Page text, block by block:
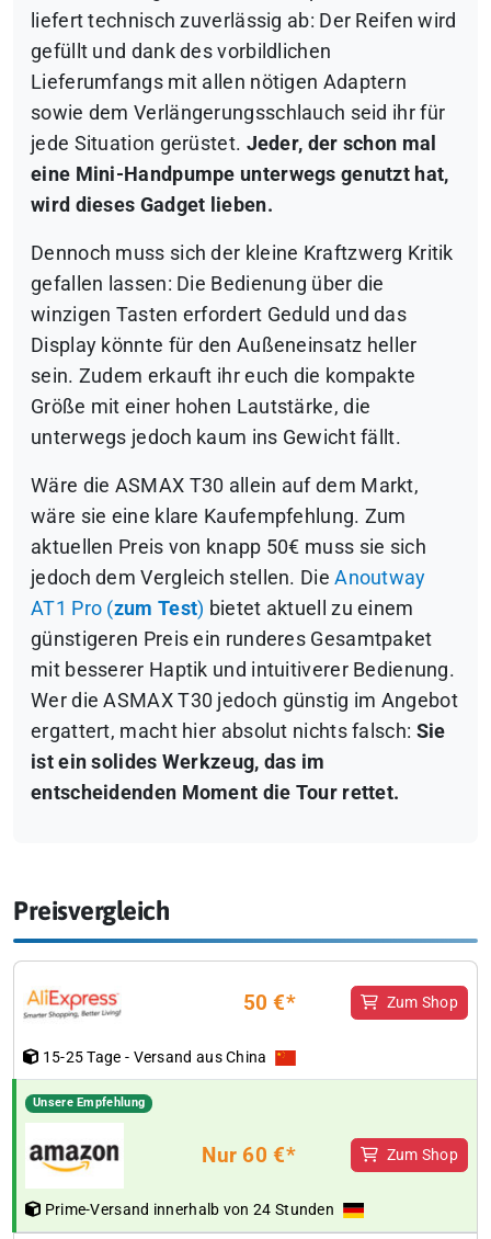
liefert technisch zuverlässig ab: Der Reifen wird
gefüllt und dank des vorbildlichen
Lieferumfangs mit allen nötigen Adaptern
sowie dem Verlängerungsschlauch seid ihr für
jede Situation gerüstet. Jeder, der schon mal
eine Mini-Handpumpe unterwegs genutzt hat,
wird dieses Gadget lieben.
Dennoch muss sich der kleine Kraftzwerg Kritik
gefallen lassen: Die Bedienung über die
winzigen Tasten erfordert Geduld und das
Display könnte für den Außeneinsatz heller
sein. Zudem erkauft ihr euch die kompakte
Größe mit einer hohen Lautstärke, die
unterwegs jedoch kaum ins Gewicht fällt.
Wäre die ASMAX T30 allein auf dem Markt,
wäre sie eine klare Kaufempfehlung. Zum
aktuellen Preis von knapp 50€ muss sie sich
jedoch dem Vergleich stellen. DieAnoutway
AT1 Pro (zum Test) bietet aktuell zu einem
günstigeren Preis ein runderes Gesamtpaket
mit besserer Haptik und intuitiverer Bedienung.
Wer die ASMAX T30 jedoch günstig im Angebot
ergattert, macht hier absolut nichts falsch: Sie
ist ein solides Werkzeug, das im
entscheidenden Moment die Tour rettet.
Preisvergleich
50 €* Zum Shop
15-25 Tage - Versand aus China
Unsere Empfehlung
Nur 60 €* Zum Shop
Prime-Versand innerhalb von 24 Stunden